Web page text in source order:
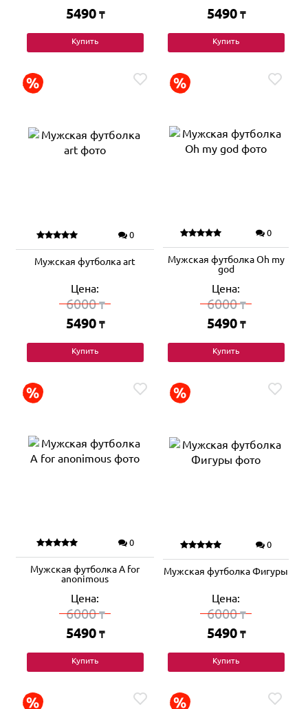
5490 ₸
Купить
5490 ₸
Купить
0
Мужская футболка art
Цена:
6000₸
5490 ₸
Купить
0
Мужская футболка Oh my
god
Цена:
6000₸
5490 ₸
Купить
0
Мужская футболка A for
anonimous
Цена:
6000₸
5490 ₸
Купить
0
Мужская футболка Фигуры
Цена:
6000₸
5490 ₸
Купить